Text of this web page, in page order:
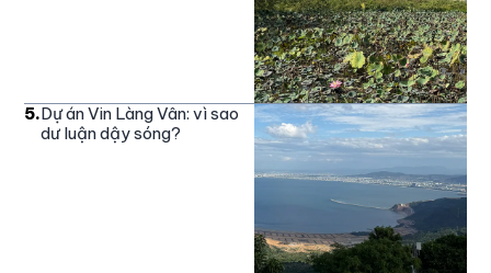
5.Dự án Vin Làng Vân: vì sao
dư luận dậy sóng?